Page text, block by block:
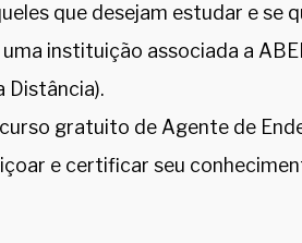
que desejam estudar e se
instituição associada a
Distância).
gratuito de Agente de
e certificar seu